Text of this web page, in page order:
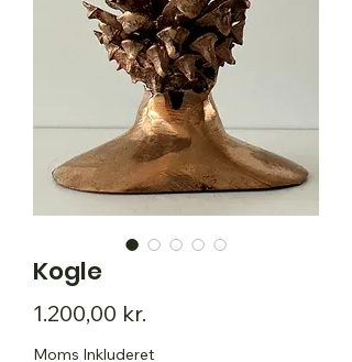
Kogle
1.200,00 kr.
Moms Inkluderet